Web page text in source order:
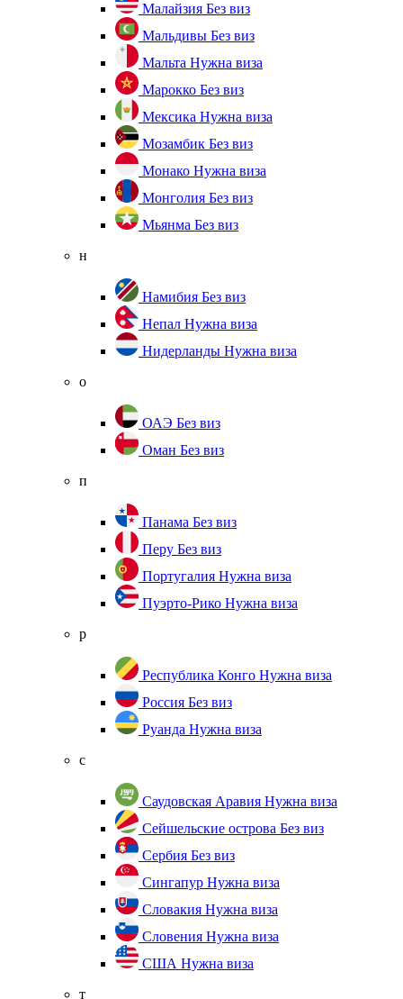
Малайзия Без виз
Мальдивы Без виз
Мальта Нужна виза
Марокко Без виз
Мексика Нужна виза
Мозамбик Без виз
Монако Нужна виза
Монголия Без виз
Мьянма Без виз
н
Намибия Без виз
Непал Нужна виза
Нидерланды Нужна виза
о
ОАЭ Без виз
Оман Без виз
п
Панама Без виз
Перу Без виз
Португалия Нужна виза
Пуэрто-Рико Нужна виза
р
Республика Конго Нужна виза
Россия Без виз
Руанда Нужна виза
с
Саудовская Аравия Нужна виза
Сейшельские острова Без виз
Сербия Без виз
Сингапур Нужна виза
Словакия Нужна виза
Словения Нужна виза
США Нужна виза
т